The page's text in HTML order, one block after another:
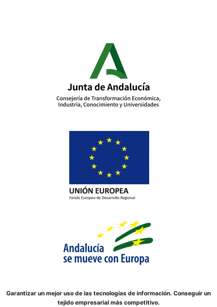
Garantizar un mejor uso de las tecnologías de información. Conseguir un
tejido empresarial más competitivo.